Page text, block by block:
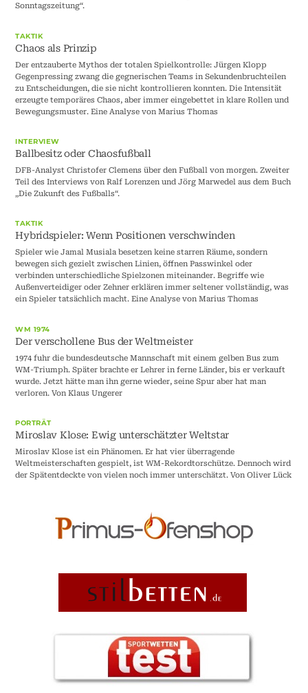
Sonntagszeitung“.
TAKTIK
Chaos als Prinzip
Der entzauberte Mythos der totalen Spielkontrolle: Jürgen Klopp
Gegenpressing zwang die gegnerischen Teams in Sekundenbruchteilen
zu Entscheidungen, die sie nicht kontrollieren konnten. Die Intensität
erzeugte temporäres Chaos, aber immer eingebettet in klare Rollen und
Bewegungsmuster. Eine Analyse von Marius Thomas
INTERVIEW
Ballbesitz oder Chaosfußball
DFB-Analyst Christofer Clemens über den Fußball von morgen. Zweiter
Teil des Interviews von Ralf Lorenzen und Jörg Marwedel aus dem Buch
„Die Zukunft des Fußballs“.
TAKTIK
Hybridspieler: Wenn Positionen verschwinden
Spieler wie Jamal Musiala besetzen keine starren Räume, sondern
bewegen sich gezielt zwischen Linien, öffnen Passwinkel oder
verbinden unterschiedliche Spielzonen miteinander. Begriffe wie
Außenverteidiger oder Zehner erklären immer seltener vollständig, was
ein Spieler tatsächlich macht. Eine Analyse von Marius Thomas
WM 1974
Der verschollene Bus der Weltmeister
1974 fuhr die bundesdeutsche Mannschaft mit einem gelben Bus zum
WM-Triumph. Später brachte er Lehrer in ferne Länder, bis er verkauft
wurde. Jetzt hätte man ihn gerne wieder, seine Spur aber hat man
verloren. Von Klaus Ungerer
PORTRÄT
Miroslav Klose: Ewig unterschätzter Weltstar
Miroslav Klose ist ein Phänomen. Er hat vier überragende
Weltmeisterschaften gespielt, ist WM-Rekordtorschütze. Dennoch wird
der Spätentdeckte von vielen noch immer unterschätzt. Von Oliver Lück